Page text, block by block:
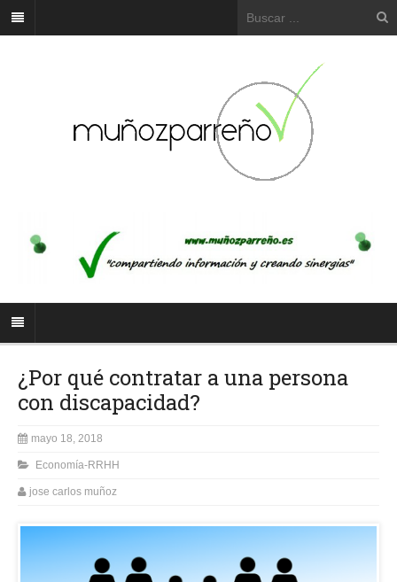
¿Por qué contratar a una persona
con discapacidad?
mayo 18, 2018
Economía-RRHH
jose carlos muñoz